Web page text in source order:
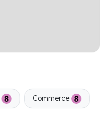
Commerce